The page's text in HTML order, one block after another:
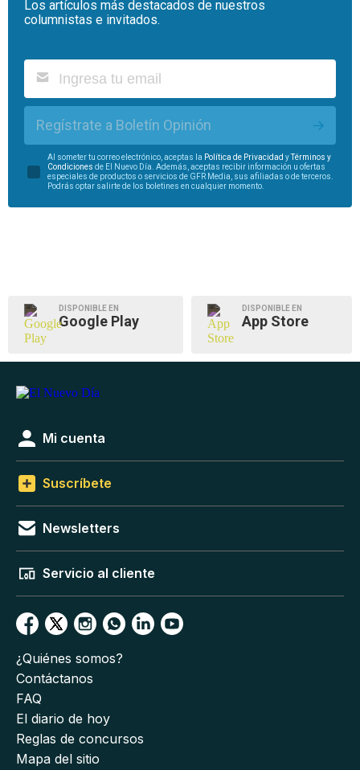
Los artículos más destacados de nuestros
columnistas e invitados.
Regístrate a Boletín Opinión
Al someter tu correo electrónico, aceptas la Política de Privacidad yTérminos y
Condiciones de El Nuevo Día. Además, aceptas recibir información u ofertas
especiales de productos o servicios de GFR Media, sus afiliadas o de terceros.
Podrás optar salirte de los boletines en cualquier momento.
DISPONIBLE EN
Google Play
DISPONIBLE EN
App Store
Mi cuenta
Suscríbete
Newsletters
Servicio al cliente
¿Quiénes somos?
Contáctanos
FAQ
El diario de hoy
Reglas de concursos
Mapa del sitio